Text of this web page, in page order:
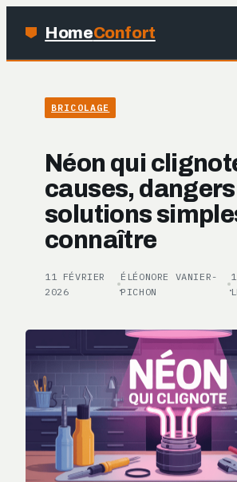
HomeConfort
JARDINAGE
DÉCO
BRICOLAGE
Néon qui
causes,
solutions
connaître
11 FÉVRIER
2026
·
ÉLÉONORE VANIER-
PICHON
·